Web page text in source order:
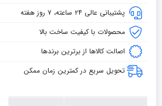
پشتیبانی عالی ۲۴ ساعته، ۷ روز هفته
محصولات با کیفیت ساخت بالا
اصالت کالاها از برترین برندها
تحویل سریع در کمترین زمان ممکن